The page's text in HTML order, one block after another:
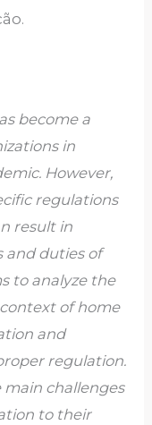
become a
in
However,
regulations
result in
and duties of
to analyze the
of home
and
regulation.
challenges
to their